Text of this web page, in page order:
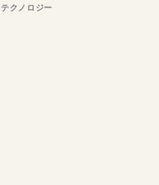
テクノロジー